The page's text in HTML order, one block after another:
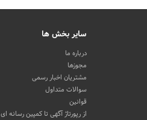
سایر بخش ها
درباره ما
مجوزها
مشتریان اخبار رسمی
سوالات متداول
قوانین
از رپورتاژ آگهی تا کمپین رسانه ای